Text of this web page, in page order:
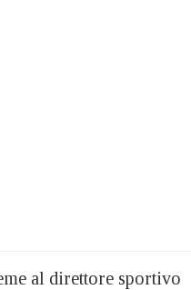
al direttore sportivo